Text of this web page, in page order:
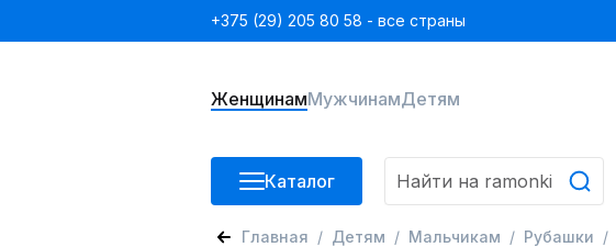
+375 (29) 205 80 58 - все страны
ЖенщинамМужчинамДетям
Каталог
Главная Детям Мальчикам Рубашки